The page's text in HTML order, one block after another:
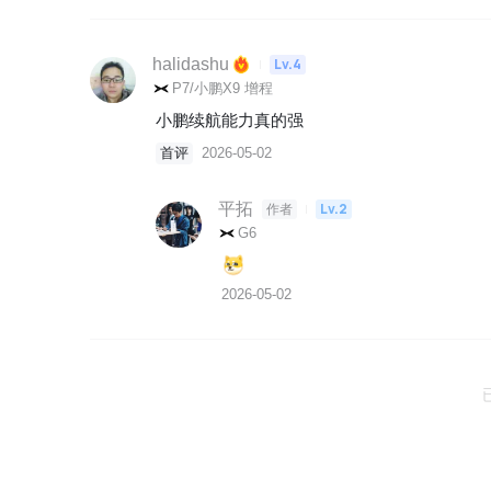
halidashu Lv.4
P7/小鹏X9 增程
小鹏续航能力真的强
首评 2026-05-02
平拓 作者 Lv.2
G6
2026-05-02